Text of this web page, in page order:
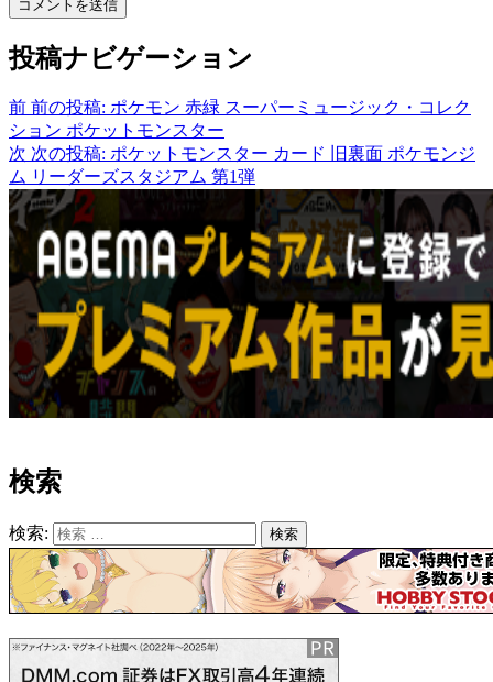
投稿ナビゲーション
前 前の投稿: ポケモン 赤緑 スーパーミュージック・コレク
ション ポケットモンスター
次 次の投稿: ポケットモンスター カード 旧裏面 ポケモンジ
ム リーダーズスタジアム 第1弾
検索
検索: 検索